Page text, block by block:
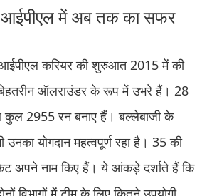
आईपीएल में अब तक का सफर
आईपीएल करियर की शुरुआत 2015 में की
ऑलराउंडर के रूप में उभरे हैं। 28
2955 रन बनाए हैं। बल्लेबाजी के
उनका योगदान महत्वपूर्ण रहा है। 35 की
अपने नाम किए हैं। ये आंकड़े दर्शाते हैं कि